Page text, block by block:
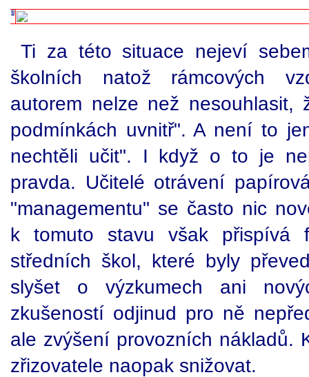
Ti za této situace nejeví
školních natož rámcových
autorem nelze než nesouhlasit,
podmínkách uvnitř". A není to
nechtěli učit". I když o to je
pravda. Učitelé otrávení
"managementu" se často nic
k tomuto stavu však přispívá
středních škol, které byly
slyšet o výzkumech ani
zkušeností odjinud pro ně
ale zvýšení provozních nákladů.
zřizovatele naopak snižovat.